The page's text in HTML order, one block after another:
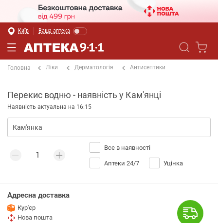
Київ Ваша аптека
Головна Ліки Дерматологія Антисептики
Перекис водню - наявність у Кам'янці
Наявність актуальна на 16:15
Все в наявності
Аптеки 24/7 Уцінка
Адресна доставка
Кур'єр
Нова пошта